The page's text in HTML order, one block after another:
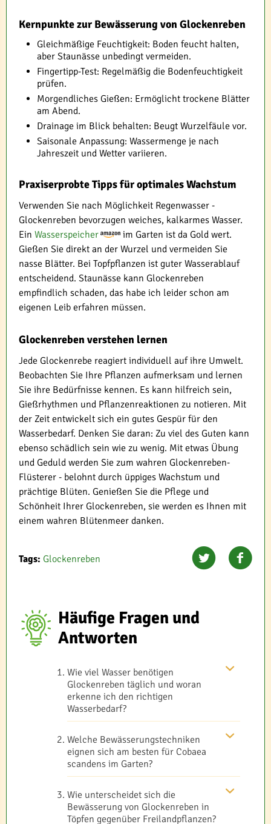
Kernpunkte zur Bewässerung von Glockenreben
Gleichmäßige Feuchtigkeit: Boden feucht halten,
aber Staunässe unbedingt vermeiden.
Fingertipp-Test: Regelmäßig die Bodenfeuchtigkeit
prüfen.
Morgendliches Gießen: Ermöglicht trockene Blätter
am Abend.
Drainage im Blick behalten: Beugt Wurzelfäule vor.
Saisonale Anpassung: Wassermenge je nach
Jahreszeit und Wetter variieren.
Praxiserprobte Tipps für optimales Wachstum
Verwenden Sie nach Möglichkeit Regenwasser -
Glockenreben bevorzugen weiches, kalkarmes Wasser.
Ein Wasserspeicher
im Garten ist da Gold wert.
Gießen Sie direkt an der Wurzel und vermeiden Sie
nasse Blätter. Bei Topfpflanzen ist guter Wasserablauf
entscheidend. Staunässe kann Glockenreben
empfindlich schaden, das habe ich leider schon am
eigenen Leib erfahren müssen.
Glockenreben verstehen lernen
Jede Glockenrebe reagiert individuell auf ihre Umwelt.
Beobachten Sie Ihre Pflanzen aufmerksam und lernen
Sie ihre Bedürfnisse kennen. Es kann hilfreich sein,
Gießrhythmen und Pflanzenreaktionen zu notieren. Mit
der Zeit entwickelt sich ein gutes Gespür für den
Wasserbedarf. Denken Sie daran: Zu viel des Guten kann
ebenso schädlich sein wie zu wenig. Mit etwas Übung
und Geduld werden Sie zum wahren Glockenreben-
Flüsterer - belohnt durch üppiges Wachstum und
prächtige Blüten. Genießen Sie die Pflege und
Schönheit Ihrer Glockenreben, sie werden es Ihnen mit
einem wahren Blütenmeer danken.
Tags: Glockenreben
Häufige Fragen und
Antworten
Wie viel Wasser benötigen
Glockenreben täglich und woran
erkenne ich den richtigen
Wasserbedarf?
Welche Bewässerungstechniken
eignen sich am besten für Cobaea
scandens im Garten?
Wie unterscheidet sich die
Bewässerung von Glockenreben in
Töpfen gegenüber Freilandpflanzen?